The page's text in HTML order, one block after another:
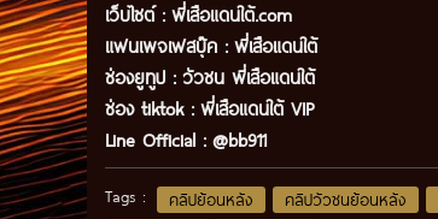
เว็บไซต์ : พี่เสือแดนใต้.com
แฟนเพจเฟสบุ๊ค : พี่เสือแดนใต้
ช่องยูทูป : วัวชน พี่เสือแดนใต้
ช่อง tiktok : พี่เสือแดนใต้ VIP
Line Official : @bb911
Tags : คลิปย้อนหลัง คลิปวัวชนย้อนหลัง